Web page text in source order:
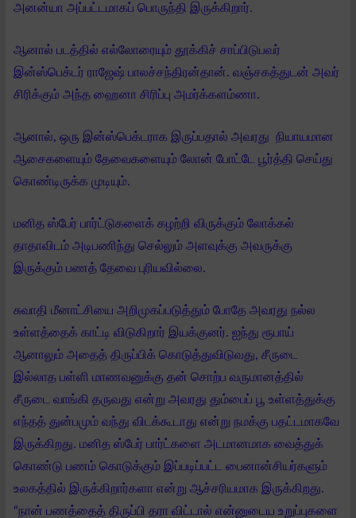
அனன்யா அப்பட்டமாகப் பொருந்தி இருக்கிறார்.
ஆனால் படத்தில் எல்லோரையும் தூக்கிச் சாப்பிடுபவர்
இன்ஸ்பெக்டர் ராஜேஷ் பாலச்சந்திரன்தான். வஞ்சகத்துடன் அவர்
சிரிக்கும் அந்த ஹைனா சிரிப்பு அமர்க்களம்ணா.
ஆனால், ஒரு இன்ஸ்பெக்டராக இருப்பதால் அவரது நியாயமான
ஆசைகளையும் தேவைகளையும் லோன் போட்டே பூர்த்தி செய்து
கொண்டிருக்க முடியும்.
மனித ஸ்பேர் பார்ட்டுகளைக் கழற்றி விருக்கும் லோக்கல்
தாதாவிடம் அடிபணிந்து செல்லும் அளவுக்கு அவருக்கு
இருக்கும் பணத் தேவை புரியவில்லை.
சுவாதி மீனாட்சியை அறிமுகப்படுத்தும் போதே அவரது நல்ல
உள்ளத்தைக் காட்டி விடுகிறார் இயக்குனர். ஐந்து ரூபாய்
ஆனாலும் அதைத் திருப்பிக் கொடுத்துவிடுவது, சீருடை
இல்லாத பள்ளி மாணவனுக்கு தன் சொற்ப வருமானத்தில்
சீருடை வாங்கி தருவது என்று அவரது தும்பைப் பூ உள்ளத்துக்கு
எந்தத் துன்பமும் வந்து விடக்கூடாது என்று நமக்கு பதட்டமாகவே
இருக்கிறது. மனித ஸ்பேர் பார்ட்களை அடமானமாக வைத்துக்
கொண்டு பணம் கொடுக்கும் இப்படிப்பட்ட பைனான்சியர்களும்
உலகத்தில் இருக்கிறார்களா என்று ஆச்சரியமாக இருக்கிறது.
“நான் பணத்தைத் திருப்பி தரா விட்டால் என்னுடைய உறுப்புகளை